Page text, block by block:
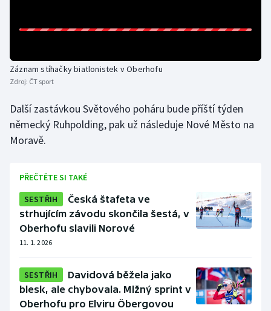
Záznam stíhačky biatlonistek v Oberhofu
Zdroj: ČT sport
Další zastávkou Světového poháru bude příští týden
německý Ruhpolding, pak už následuje Nové Město na
Moravě.
PŘEČTĚTE SI TAKÉ
SESTŘIH
Česká štafeta ve
strhujícím závodu skončila šestá, v
Oberhofu slavili Norové
11. 1. 2026
SESTŘIH
Davidová běžela jako
blesk, ale chybovala. Mlžný sprint v
Oberhofu pro Elviru Öbergovou